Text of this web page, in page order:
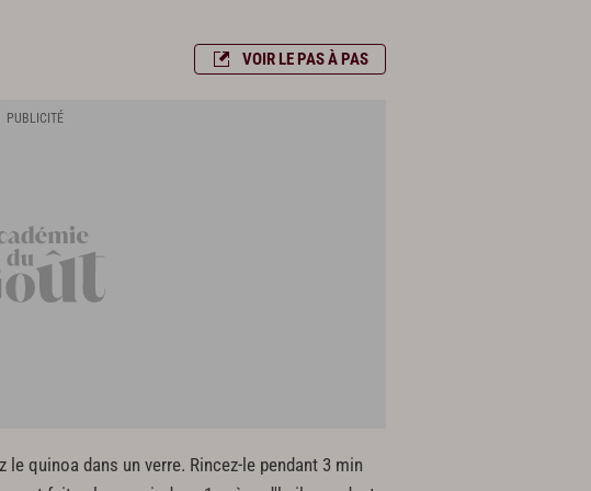
VOIR LE PAS À PAS
le quinoa dans un verre. Rincez-le pendant 3 min